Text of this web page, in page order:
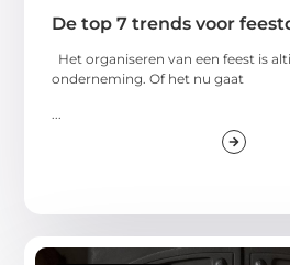
De top 7 trends voor
Het organiseren van een feest is
onderneming. Of het nu gaat
...